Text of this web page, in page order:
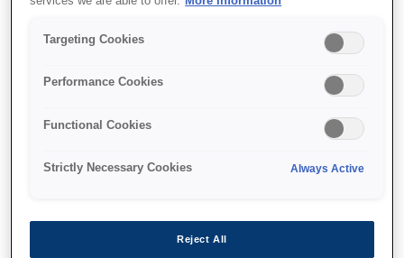
Direct print from any device
Targeting Cookies
Performance Cookies
Functional Cookies
Strictly Necessary Cookies Always Active
Reject All